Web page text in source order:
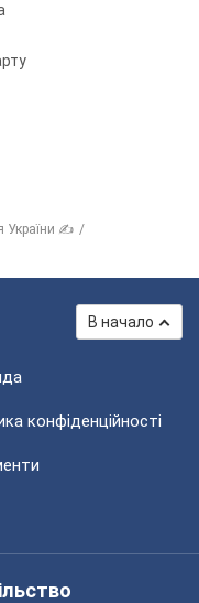
України ✍
В начало
конфіденційності